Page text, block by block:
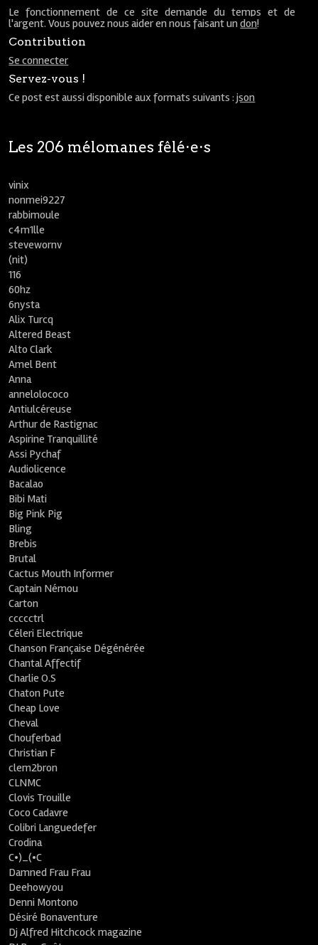
Le fonctionnement de ce site demande du temps et de
l'argent. Vous pouvez nous aider en nous faisant undon!
Contribution
Se connecter
Servez-vous !
Ce post est aussi disponible aux formats suivants :json
Les 206 mélomanes fêlé⋅e⋅s
vinix
nonmei9227
rabbimoule
c4m1lle
stevewornv
(nit)
116
60hz
6nysta
Alix Turcq
Altered Beast
Alto Clark
Amel Bent
Anna
annelolococo
Antiulcéreuse
Arthur de Rastignac
Aspirine Tranquillité
Assi Pychaf
Audiolicence
Bacalao
Bibi Mati
Big Pink Pig
Bling
Brebis
Brutal
Cactus Mouth Informer
Captain Némou
Carton
ccccctrl
Céleri Electrique
Chanson Française Dégénérée
Chantal Affectif
Charlie O.S
Chaton Pute
Cheap Love
Cheval
Chouferbad
Christian F
clem2bron
CLNMC
Clovis Trouille
Coco Cadavre
Colibri Languedefer
Crodina
C•)_(•C
Damned Frau Frau
Deehowyou
Denni Montono
Désiré Bonaventure
Dj Alfred Hitchcock magazine